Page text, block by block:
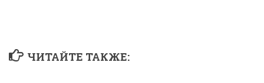
ЧИТАЙТЕ ТАКЖЕ: